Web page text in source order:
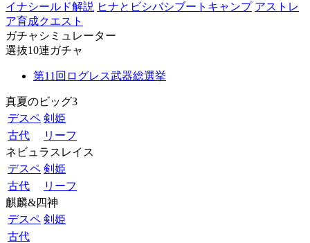
イナシールド解説 ヒナとビシバシブートキャンプ アストレ
ア育成クエスト
ガチャシミュレーター
選抜10連ガチャ
第11回ログレス武器総選挙
真夏のビッグ3
デスペ 剣姫
古代
リーフ
ネビュラスレイス
デスペ 剣姫
古代
リーフ
麒麟&四神
デスペ 剣姫
古代